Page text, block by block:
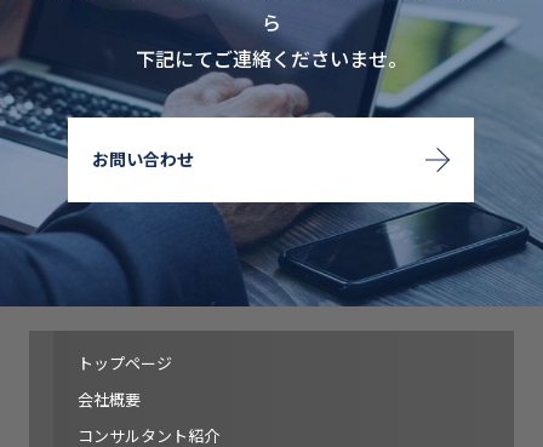
ら
下記にてご連絡くださいませ。
お問い合わせ
トップページ
会社概要
コンサルタント紹介